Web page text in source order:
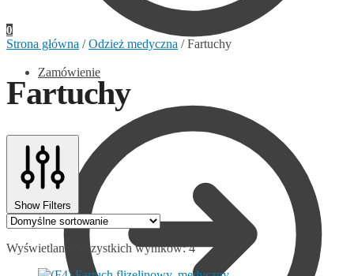
Zamówienie
0
Strona główna /Odzież medyczna /Fartuchy
Fartuchy
Show Filters
Wyświetlanie wszystkich wyników: 4